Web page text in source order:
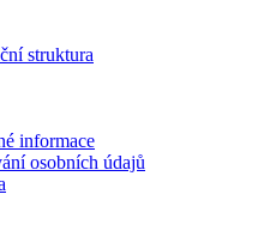
struktura
informace
osobních údajů